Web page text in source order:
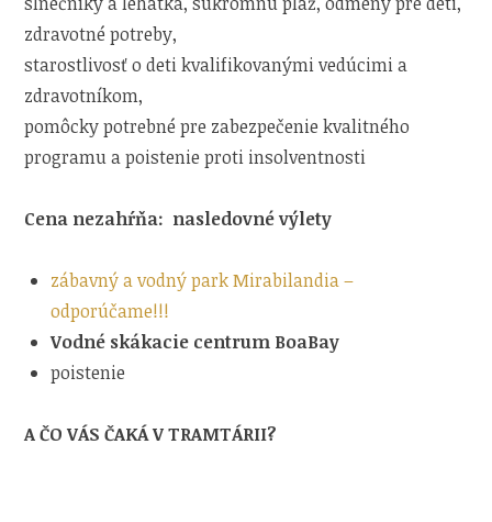
zdravotné potreby,
starostlivosť o deti kvalifikovanými vedúcimi a
zdravotníkom,
pomôcky potrebné pre zabezpečenie kvalitného
programu a poistenie proti insolventnosti
Cena nezahŕňa: nasledovné výlety
zábavný a vodný park Mirabilandia –
odporúčame!!!
Vodné skákacie centrum BoaBay
poistenie
A ČO VÁS ČAKÁ V TRAMTÁRII?